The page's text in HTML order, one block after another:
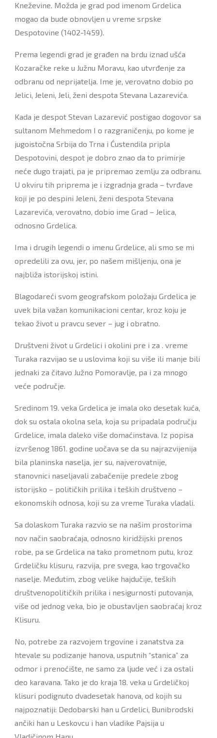
Kneževine. Možda je grad pod imenom Grdelica
mogao da bude obnovlјen u vreme srpske
Despotovine (1402-1459).
Prema legendi grad je građen na brdu iznad ušća
Kozaračke reke u Južnu Moravu, kao utvrđenje za
odbranu od neprijatelјa. Ime je, verovatno dobio po
Jelici, Jeleni, Jeli, ženi despota Stevana Lazarevića.
Kada je despot Stevan Lazarević postigao dogovor sa
sultanom Mehmedom I o razgraničenju, po kome je
jugoistočna Srbija do Trna i Ćustendila pripla
Despotovini, despot je dobro znao da to primirje
neće dugo trajati, pa je pripremao zemlјu za odbranu.
U okviru tih priprema je i izgradnja grada – tvrđave
koji je po despini Jeleni, ženi despota Stevana
Lazarevića, verovatno, dobio ime Grad – Jelica,
odnosno Grdelica.
Ima i drugih legendi o imenu Grdelice, ali smo se mi
opredelili za ovu, jer, po našem mišlјenju, ona je
najbliža istorijskoj istini.
Blagodareći svom geografskom položaju Grdelica je
uvek bila važan komunikacioni centar, kroz koju je
tekao život u pravcu sever – jug i obratno.
Društveni život u Grdelici i okolini pre i za . vreme
Turaka razvijao se u uslovima koji su više ili manje bili
jednaki za čitavo Južno Pomoravlјe, pa i za mnogo
veće područje.
Sredinom 19. veka Grdelica je imala oko desetak kuća,
dok su ostala okolna sela, koja su pripadala području
Grdelice, imala daleko više domaćinstava. Iz popisa
izvršenog 1861. godine uočava se da su najrazvijenija
bila planinska naselјa, jer su, najverovatnije,
stanovnici naselјavali zabačenije predele zbog
istorijsko – političkih prilika i teških društveno –
ekonomskih odnosa, koji su za vreme Turaka vladali.
Sa dolaskom Turaka razvio se na našim prostorima
nov način saobraćaja, odnosno kiridžijski prenos
robe, pa se Grdelica na tako prometnom putu, kroz
Grdeličku klisuru, razvija, pre svega, kao trgovačko
naselјe. Međutim, zbog velike hajdučije, teških
društvenopolitičkih prilika i nesigurnosti putovanja,
više od jednog veka, bio je obustavlјen saobraćaj kroz
Klisuru.
No, potrebe za razvojem trgovine i zanatstva za
htevale su podizanje hanova, usputnih “stanica” za
odmor i prenoćište, ne samo za lјude već i za ostali
deo karavana. Tako je do kraja 18. veka u Grdeličkoj
klisuri podignuto dvadesetak hanova, od kojih su
najpoznatiji: Dedobarski han u Grdelici, Bunibrodski
ančiki han u Leskovcu i han vladike Pajsija u